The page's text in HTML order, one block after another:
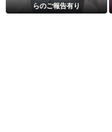
らのご報告有り